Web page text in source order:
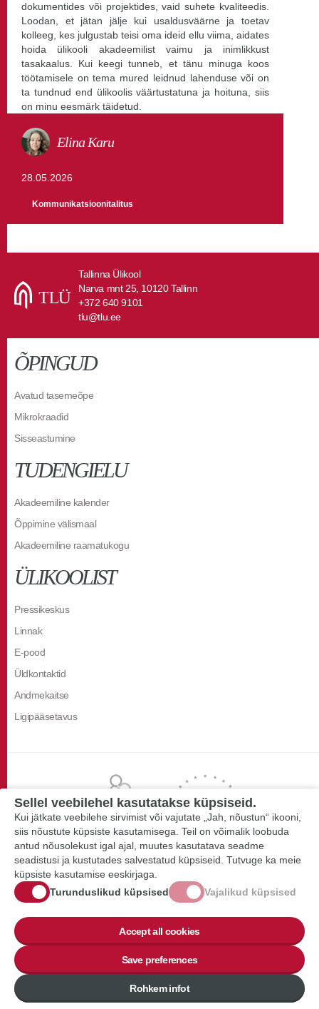
Elina Karu
28.05.2026
Kommunikatsioonitalitus
dokumentides või projektides, vaid suhete kvaliteedis.
Loodan, et jätan jälje kui usaldusväärne ja toetav
kolleeg, kes julgustab teisi oma ideid ellu viima, aidates
hoida ülikooli akadeemilist vaimu ja inimlikkust
tasakaalus. Kui keegi tunneb, et tänu minuga koos
töötamisele on tema mured leidnud lahenduse või on
ta tundnud end ülikoolis väärtustatuna ja hoituna, siis
on minu eesmärk täidetud.
Tallinna Ülikool
Narva mnt 25, 10120 Tallinn
+372 640 9101
tlu@tlu.ee
ÕPINGUD
Avatud tasemeõpe
Mikrokraadid
Sisseastumine
TUDENGIELU
Akadeemiline kalender
Õppimine välismaal
Akadeemiline raamatukogu
ÜLIKOOLIST
Pressikeskus
Linnak
E-pood
Üldkontaktid
Andmekaitse
Ligipääsetavus
Sellel veebilehel kasutatakse küpsiseid.
Kui jätkate veebilehe sirvimist või vajutate „Jah, nõustun“ ikooni,
siis nõustute küpsiste kasutamisega. Teil on võimalik loobuda
antud nõusolekust igal ajal, muutes kasutatava seadme
seadistusi ja kustutades salvestatud küpsiseid. Tutvuge ka meie
küpsiste kasutamise eeskirjaga.
Turunduslikud küpsised
Vajalikud küpsised
Accept all cookies
Save preferences
Rohkem infot